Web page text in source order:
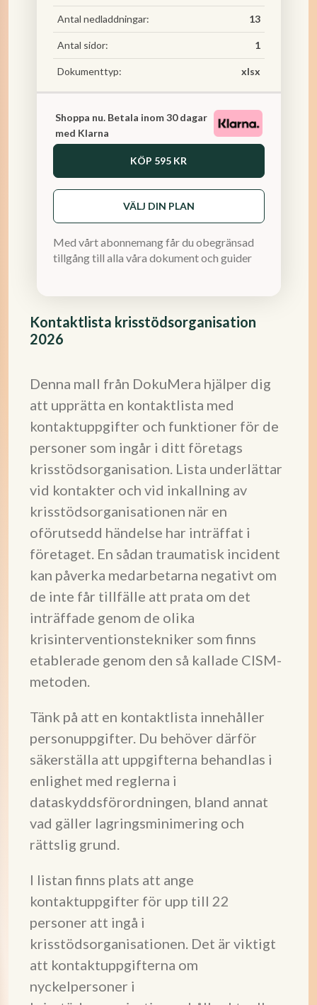
Kontaktlista krisstödsorganisation
2026
Denna mall från DokuMera hjälper dig
att upprätta en kontaktlista med
kontaktuppgifter och funktioner för de
personer som ingår i ditt företags
krisstödsorganisation. Lista underlättar
vid kontakter och vid inkallning av
krisstödsorganisationen när en
oförutsedd händelse har inträffat i
företaget. En sådan traumatisk incident
kan påverka medarbetarna negativt om
de inte får tillfälle att prata om det
inträffade genom de olika
krisinterventionstekniker som finns
etablerade genom den så kallade CISM-
metoden.
Tänk på att en kontaktlista innehåller
personuppgifter. Du behöver därför
säkerställa att uppgifterna behandlas i
enlighet med reglerna i
dataskyddsförordningen, bland annat
vad gäller lagringsminimering och
rättslig grund.
I listan finns plats att ange
kontaktuppgifter för upp till 22
personer att ingå i
krisstödsorganisationen. Det är viktigt
att kontaktuppgifterna om
nyckelpersoner i
Antal nedladdningar: 13
Antal sidor: 1
Dokumenttyp: xlsx
Shoppa nu. Betala inom 30 dagar
med Klarna
KÖP 595 KR
VÄLJ DIN PLAN
Med vårt abonnemang får du obegränsad
tillgång till alla våra dokument och guider